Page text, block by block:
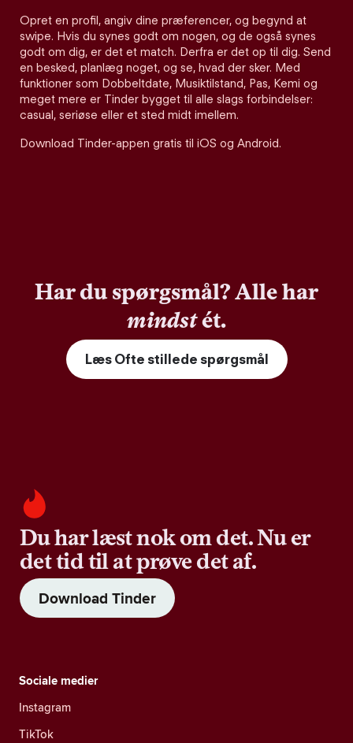
Opret en profil, angiv dine præferencer, og begynd at
swipe. Hvis du synes godt om nogen, og de også synes
godt om dig, er det et match. Derfra er det op til dig. Send
en besked, planlæg noget, og se, hvad der sker. Med
funktioner som Dobbeltdate, Musiktilstand, Pas, Kemi og
meget mere er Tinder bygget til alle slags forbindelser:
casual, seriøse eller et sted midt imellem.
Download Tinder-appen gratis til iOS og Android.
Har du spørgsmål? Alle har
mindstét.
Læs Ofte stillede spørgsmål
Du har læst nok om det. Nu er
det tid til at prøve det af.
Download Tinder
Sociale medier
Instagram
TikTok